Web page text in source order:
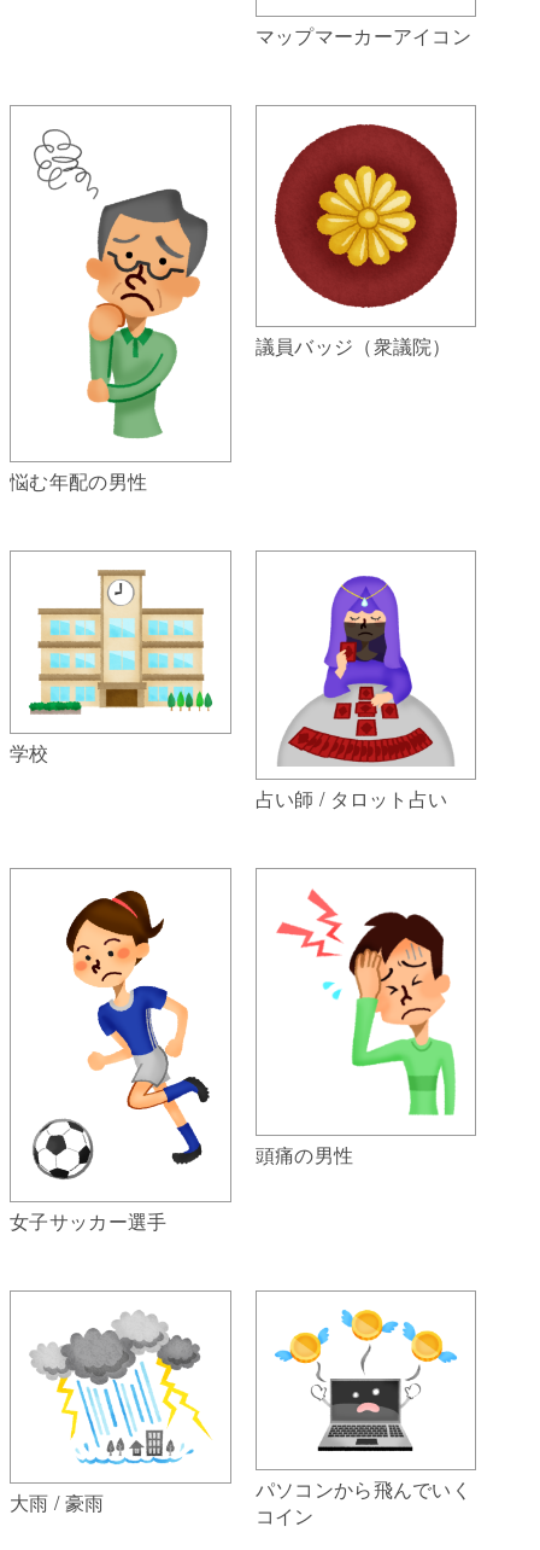
マップマーカーアイコン
悩む年配の男性
議員バッジ（衆議院）
学校
占い師 / タロット占い
女子サッカー選手
頭痛の男性
大雨 / 豪雨
パソコンから飛んでいく
コイン